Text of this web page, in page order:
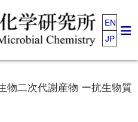
EN
JP
二次代謝産物 ー抗生物質